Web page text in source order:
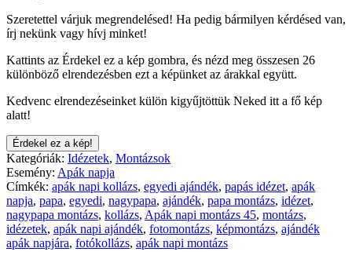
Szeretettel várjuk megrendelésed! Ha pedig bármilyen kérdésed van,
írj nekünk vagy hívj minket!
Kattints az Érdekel ez a kép gombra, és nézd meg összesen 26
különböző elrendezésben ezt a képünket az árakkal együtt.
Kedvenc elrendezéseinket külön kigyűjtöttük Neked itt a fő kép
alatt!
Érdekel ez a kép!
Kategóriák: Idézetek, Montázsok
Esemény: Apák napja
Címkék: apák napi kollázs, egyedi ajándék, papás idézet, apák
napja, papa, egyedi, nagypapa, ajándék, papa montázs, idézet,
nagypapa montázs, kollázs, Apák napi montázs 45, montázs,
idézetek, apák napi ajándék, fotomontázs, képmontázs, ajándék
apák napjára, fotókollázs, apák napi montázs